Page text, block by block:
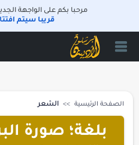
مرحبا بكم على الواجهة
قريبا سيتم
الصفحة الرئيسية الشعر
بلغة؛ صورة